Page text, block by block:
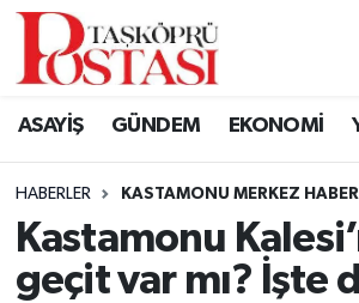
ASAYİŞ GÜNDEM EKONOMİ
HABERLER KASTAMONU MERKEZ
Kastamonu
geçit var mı? İşte
Kastamonu Vefat Edenler
Araç Haberleri